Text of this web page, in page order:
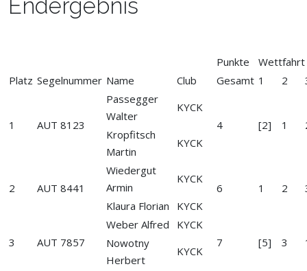
Endergebnis
Punkte
Wettfahrt
Platz Segelnummer Name Club Gesamt 1 2
1 AUT 8123
Passegger
Walter
KYCK
4
[2] 1
Kropfitsch
Martin
KYCK
2 AUT 8441
Wiedergut
Armin
KYCK
6 1 2
Klaura Florian
KYCK
3 AUT 7857
Weber Alfred
KYCK
7
[5] 3
Nowotny
Herbert
KYCK